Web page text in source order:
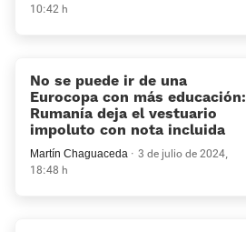
10:42 h
No se puede ir de una
Eurocopa con más educación:
Rumanía deja el vestuario
impoluto con nota incluida
Martín Chaguaceda
3 de julio de 2024,
18:48 h